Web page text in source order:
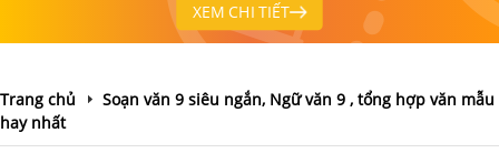
XEM CHI TIẾT
Trang chủ
Soạn văn 9 siêu ngắn, Ngữ văn 9 , tổng hợp văn mẫu
hay nhất